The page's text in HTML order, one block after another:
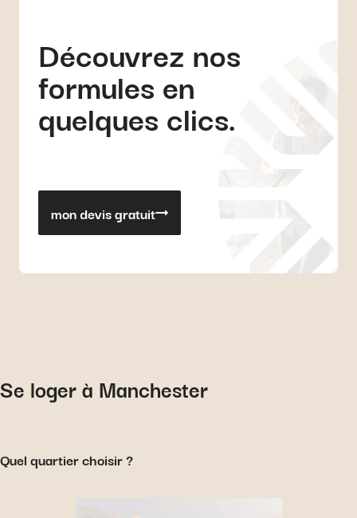
Découvrez nos
formules en
quelques clics.
mon devis gratuit
Se loger à Manchester
Quel quartier choisir ?